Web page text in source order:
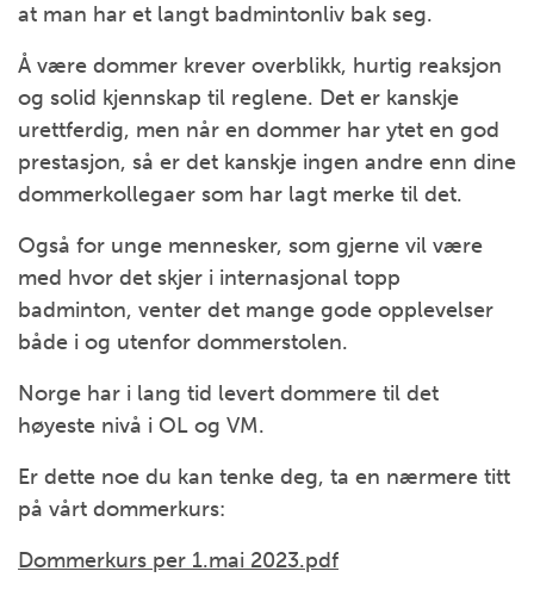
at man har et langt badmintonliv bak seg.
Å være dommer krever overblikk, hurtig reaksjon
og solid kjennskap til reglene. Det er kanskje
urettferdig, men når en dommer har ytet en god
prestasjon, så er det kanskje ingen andre enn dine
dommerkollegaer som har lagt merke til det.
Også for unge mennesker, som gjerne vil være
med hvor det skjer i internasjonal topp
badminton, venter det mange gode opplevelser
både i og utenfor dommerstolen.
Norge har i lang tid levert dommere til det
høyeste nivå i OL og VM.
Er dette noe du kan tenke deg, ta en nærmere titt
på vårt dommerkurs:
Dommerkurs per 1.mai 2023.pdf